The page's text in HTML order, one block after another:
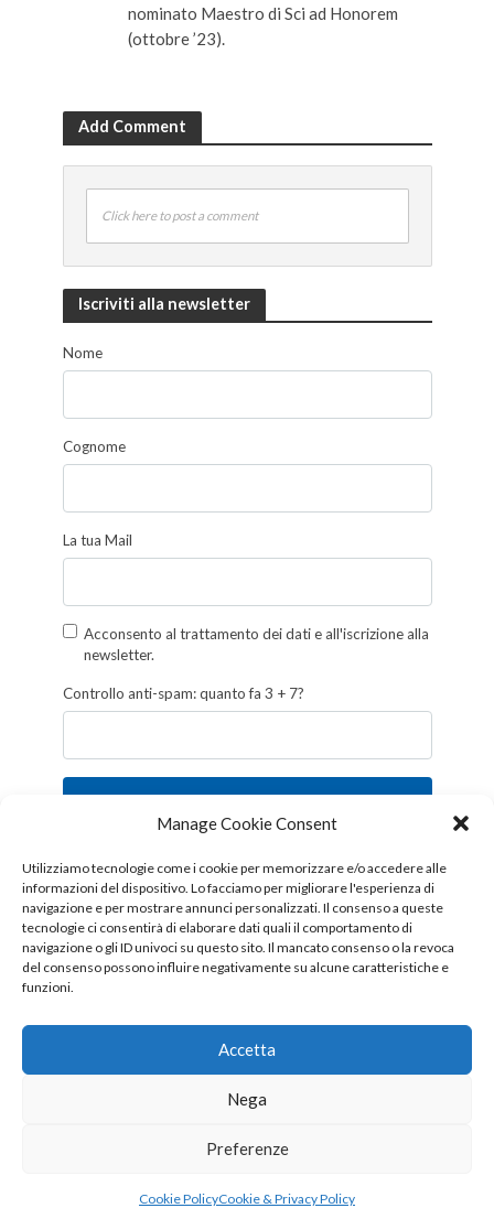
Manage Cookie Consent
Utilizziamo tecnologie come i cookie per memorizzare e/o accedere alle
informazioni del dispositivo. Lo facciamo per migliorare l'esperienza di
navigazione e per mostrare annunci personalizzati. Il consenso a queste
tecnologie ci consentirà di elaborare dati quali il comportamento di
navigazione o gli ID univoci su questo sito. Il mancato consenso o la revoca
del consenso possono influire negativamente su alcune caratteristiche e
funzioni.
Accetta
Nega
Preferenze
Cookie PolicyCookie & Privacy Policy
nominato Maestro di Sci ad Honorem
(ottobre ’23).
Add Comment
Click here to post a comment
Iscriviti alla newsletter
Nome
Cognome
La tua Mail
Acconsento al trattamento dei dati e all'iscrizione alla
newsletter.
Controllo anti-spam: quanto fa 3 + 7?
Iscriviti
Follow us!
COOKIE & PRIVACY POLICY